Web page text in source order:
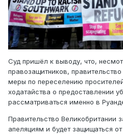
Суд пришёл к выводу, что,
правозащитников,
меры по переселению
ходатайства о предоставлении
рассматриваться именно в
Правительство Великобритании
апеляциям и будет защищаться